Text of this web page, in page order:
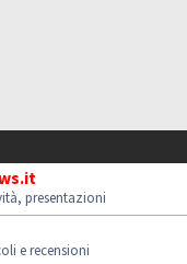
presentazioni
e recensioni